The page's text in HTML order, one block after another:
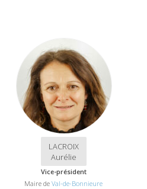
LACROIX
Aurélie
Vice-président
Maire deVal-de-Bonnieure